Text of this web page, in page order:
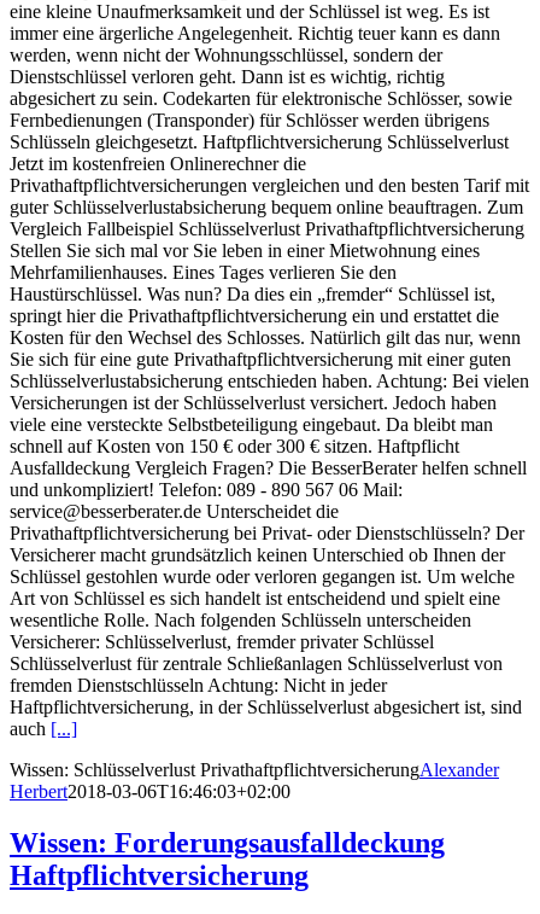
eine kleine Unaufmerksamkeit und der Schlüssel ist weg. Es ist
immer eine ärgerliche Angelegenheit. Richtig teuer kann es dann
werden, wenn nicht der Wohnungsschlüssel, sondern der
Dienstschlüssel verloren geht. Dann ist es wichtig, richtig
abgesichert zu sein. Codekarten für elektronische Schlösser, sowie
Fernbedienungen (Transponder) für Schlösser werden übrigens
Schlüsseln gleichgesetzt. Haftpflichtversicherung Schlüsselverlust
Jetzt im kostenfreien Onlinerechner die
Privathaftpflichtversicherungen vergleichen und den besten Tarif mit
guter Schlüsselverlustabsicherung bequem online beauftragen. Zum
Vergleich Fallbeispiel Schlüsselverlust Privathaftpflichtversicherung
Stellen Sie sich mal vor Sie leben in einer Mietwohnung eines
Mehrfamilienhauses. Eines Tages verlieren Sie den
Haustürschlüssel. Was nun? Da dies ein „fremder“ Schlüssel ist,
springt hier die Privathaftpflichtversicherung ein und erstattet die
Kosten für den Wechsel des Schlosses. Natürlich gilt das nur, wenn
Sie sich für eine gute Privathaftpflichtversicherung mit einer guten
Schlüsselverlustabsicherung entschieden haben. Achtung: Bei vielen
Versicherungen ist der Schlüsselverlust versichert. Jedoch haben
viele eine versteckte Selbstbeteiligung eingebaut. Da bleibt man
schnell auf Kosten von 150 € oder 300 € sitzen. Haftpflicht
Ausfalldeckung Vergleich Fragen? Die BesserBerater helfen schnell
und unkompliziert! Telefon: 089 - 890 567 06 Mail:
service@besserberater.de Unterscheidet die
Privathaftpflichtversicherung bei Privat- oder Dienstschlüsseln? Der
Versicherer macht grundsätzlich keinen Unterschied ob Ihnen der
Schlüssel gestohlen wurde oder verloren gegangen ist. Um welche
Art von Schlüssel es sich handelt ist entscheidend und spielt eine
wesentliche Rolle. Nach folgenden Schlüsseln unterscheiden
Versicherer: Schlüsselverlust, fremder privater Schlüssel
Schlüsselverlust für zentrale Schließanlagen Schlüsselverlust von
fremden Dienstschlüsseln Achtung: Nicht in jeder
Haftpflichtversicherung, in der Schlüsselverlust abgesichert ist, sind
auch [...]
Wissen: Schlüsselverlust PrivathaftpflichtversicherungAlexander
Herbert2018-03-06T16:46:03+02:00
Wissen: Forderungsausfalldeckung
Haftpflichtversicherung